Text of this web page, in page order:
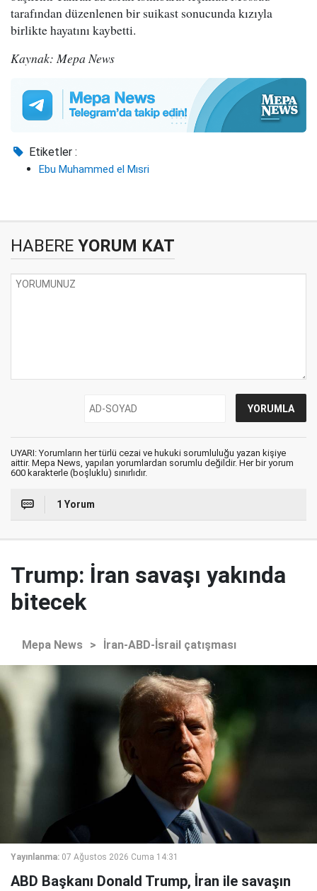
tarafından düzenlenen bir suikast sonucunda kızıyla
birlikte hayatını kaybetti.
Kaynak: Mepa News
Etiketler :
Ebu Muhammed el Mısri
HABERE YORUM KAT
UYARI: Yorumların her türlü cezai ve hukuki sorumluluğu yazan kişiye
aittir. Mepa News, yapılan yorumlardan sorumlu değildir. Her bir yorum
600 karakterle (boşluklu) sınırlıdır.
1 Yorum
Trump: İran savaşı yakında
bitecek
Mepa News > İran-ABD-İsrail çatışması
Yayınlanma: 07 Ağustos 2026 Cuma 14:31
ABD Başkanı Donald Trump, İran ile savaşın